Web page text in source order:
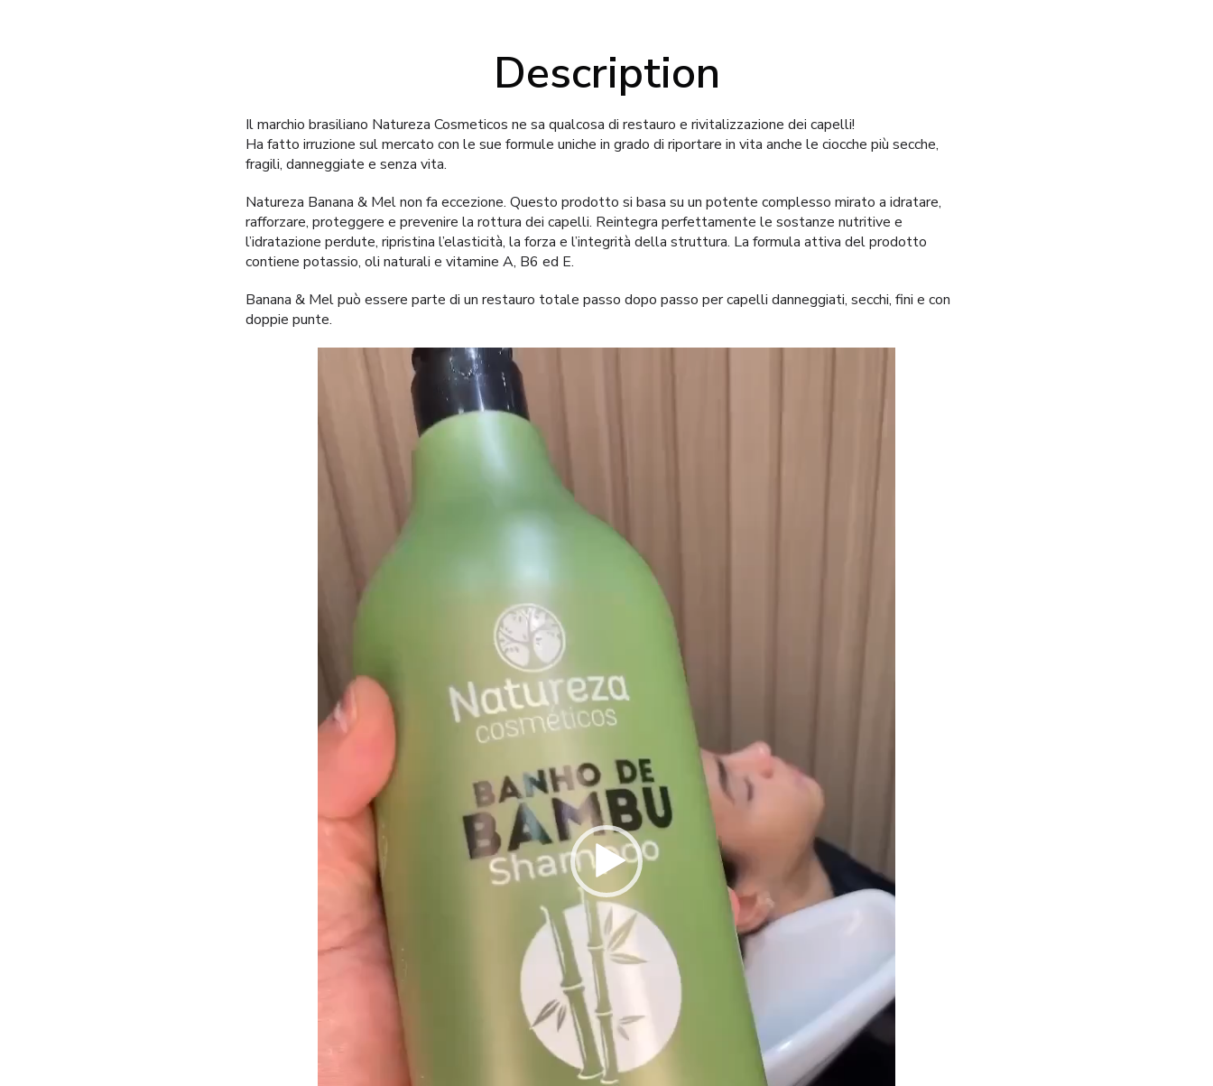
Description
Il marchio brasiliano Natureza Cosmeticos ne sa qualcosa di restauro e rivitalizzazione dei capelli!
Ha fatto irruzione sul mercato con le sue formule uniche in grado di riportare in vita anche le ciocche più secche,
fragili, danneggiate e senza vita.
Natureza Banana & Mel non fa eccezione. Questo prodotto si basa su un potente complesso mirato a idratare,
rafforzare, proteggere e prevenire la rottura dei capelli. Reintegra perfettamente le sostanze nutritive e
l’idratazione perdute, ripristina l’elasticità, la forza e l’integrità della struttura. La formula attiva del prodotto
contiene potassio, oli naturali e vitamine A, B6 ed E.
Banana & Mel può essere parte di un restauro totale passo dopo passo per capelli danneggiati, secchi, fini e con
doppie punte.